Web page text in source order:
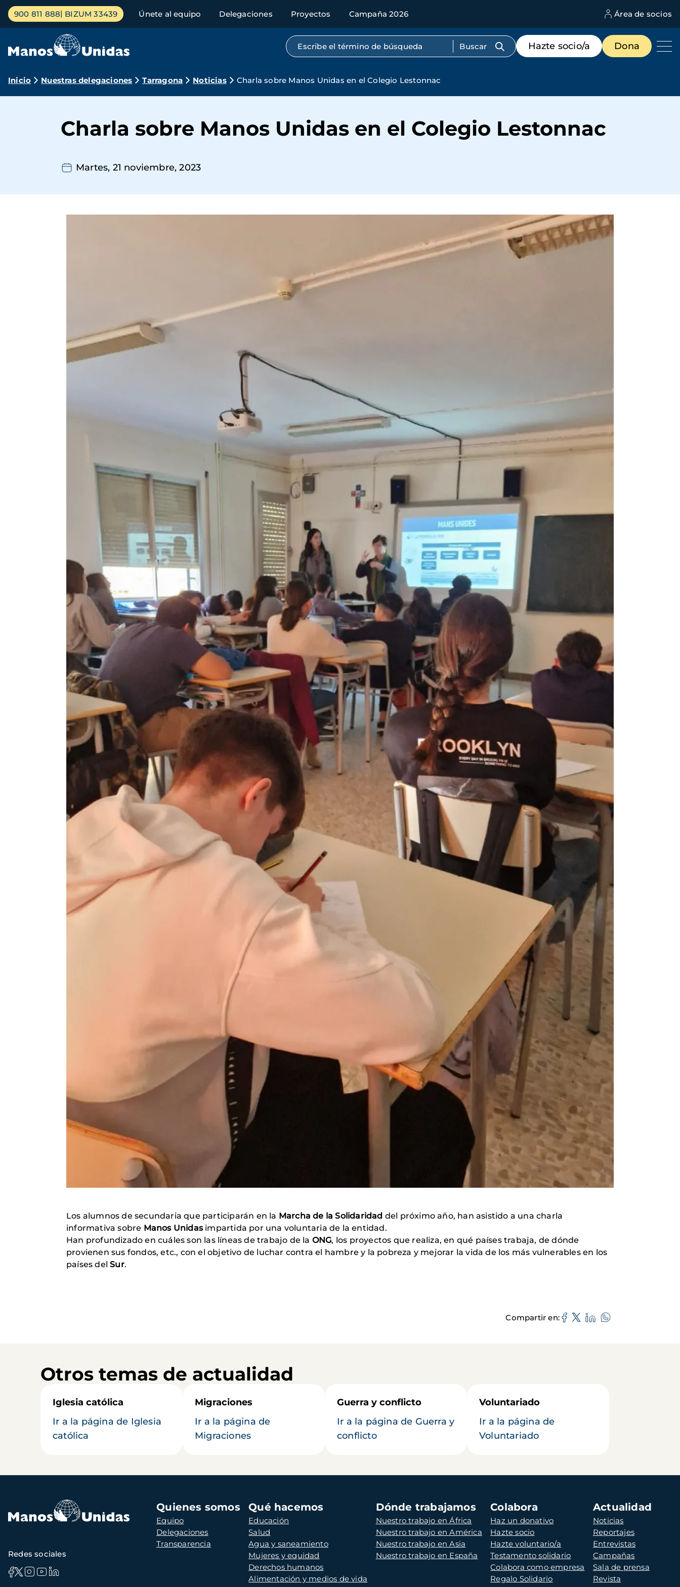
Pasar
contenido
Menú
principal
900 811 888 BIZUM 33439 Únete al equipo Delegaciones Proyectos Campaña 2026 Área de socios
Búsqueda por texto completo
Menú
de
destacados
Hazte socio/a Dona
Ruta
navegación
Inicio Nuestras delegaciones Tarragona Noticias Charla sobre Manos Unidas en el Colegio Lestonnac
Charla sobre Manos Unidas en el Colegio Lestonnac
Martes, 21 noviembre, 2023
Los alumnos de secundaria que participarán en la Marcha de la Solidaridad del próximo año, han asistido a una charla
informativa sobre Manos Unidasimpartida por una voluntaria de la entidad.
Han profundizado en cuáles son las líneas de trabajo de la ONG, los proyectos que realiza, en qué países trabaja, de dónde
provienen sus fondos, etc., con el objetivo de luchar contra el hambre y la pobreza y mejorar la vida de los más vulnerables en los
países delSur.
Compartir en
Otros temas de actualidad
Iglesia católica
Ir a la página de Iglesia
católica
Migraciones
Ir a la página de
Migraciones
Guerra y conflicto
Ir a la página de Guerra y
conflicto
Voluntariado
Ir a la página de
Voluntariado
Navegación
principal
Quienes somos
Equipo
Delegaciones
Transparencia
Qué hacemos
Educación
Salud
Agua y saneamiento
Mujeres y equidad
Derechos humanos
Alimentación y medios de vida
Dónde trabajamos
Nuestro trabajo en África
Nuestro trabajo en América
Nuestro trabajo en Asia
Nuestro trabajo en España
Colabora
Haz un donativo
Hazte socio
Hazte voluntario/a
Testamento solidario
Colabora como empresa
Regalo Solidario
Actualidad
Noticias
Reportajes
Entrevistas
Campañas
Sala de prensa
Revista
Redes sociales